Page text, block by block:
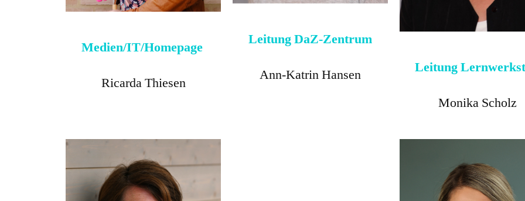
Medien/IT/Homepage
Ricarda Thiesen
LeitungDaZ-Zentrum
Ann-Katrin Hansen Leitung
Monika Scholz